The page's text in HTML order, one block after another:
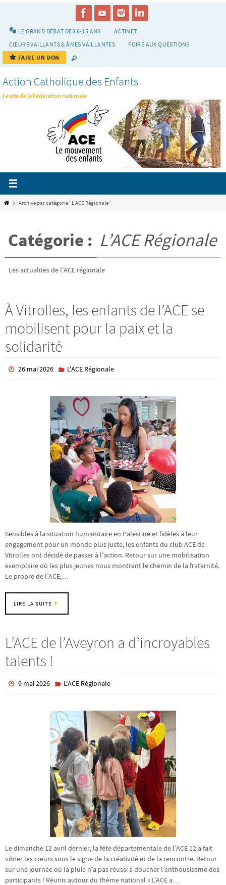
LE GRAND DÉBAT DES 6-15 ANS
ACTINET
CŒURS VAILLANTS & ÂMES VAILLANTES
FOIRE AUX QUESTIONS
FAIRE UN DON
Action Catholique des Enfants
Le site de la Fédération nationale
HomeArchive par catégorie "L’ACE Régionale"
Catégorie : L’ACE Régionale
Les actualités de l’ACE régionale
À Vitrolles, les enfants de l’ACE se
mobilisent pour la paix et la
solidarité
26 mai 2026 L'ACE Régionale
Sensibles à la situation humanitaire en Palestine et fidèles à leur
engagement pour un monde plus juste, les enfants du club ACE de
Vitrolles ont décidé de passer à l’action. Retour sur une mobilisation
exemplaire où les plus jeunes nous montrent le chemin de la fraternité.
Le propre de l’ACE,…
LIRE LA SUITE
L’ACE de l’Aveyron a d’incroyables
talents !
9 mai 2026 L'ACE Régionale
Le dimanche 12 avril dernier, la fête départementale de l’ACE 12 a fait
vibrer les cœurs sous le signe de la créativité et de la rencontre. Retour
sur une journée où la pluie n’a pas réussi à doucher l’enthousiasme des
participants ! Réunis autour du thème national « L’ACE a…